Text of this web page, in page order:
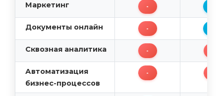
Маркетинг -
Документы онлайн -
Сквозная аналитика -
Автоматизация
бизнес-процессов
-